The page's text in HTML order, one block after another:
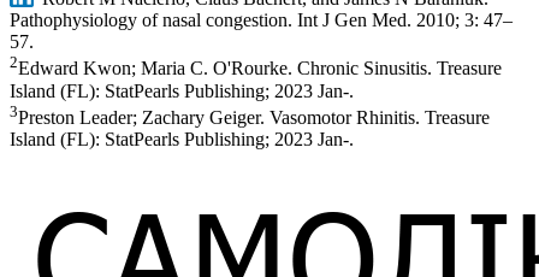
Pathophysiology of nasal congestion. Int J Gen Med. 2010; 3: 47–
57.
2Edward Kwon; Maria C. O'Rourke. Chronic Sinusitis. Treasure
Island (FL): StatPearls Publishing; 2023 Jan-.
3Preston Leader; Zachary Geiger. Vasomotor Rhinitis. Treasure
Island (FL): StatPearls Publishing; 2023 Jan-.